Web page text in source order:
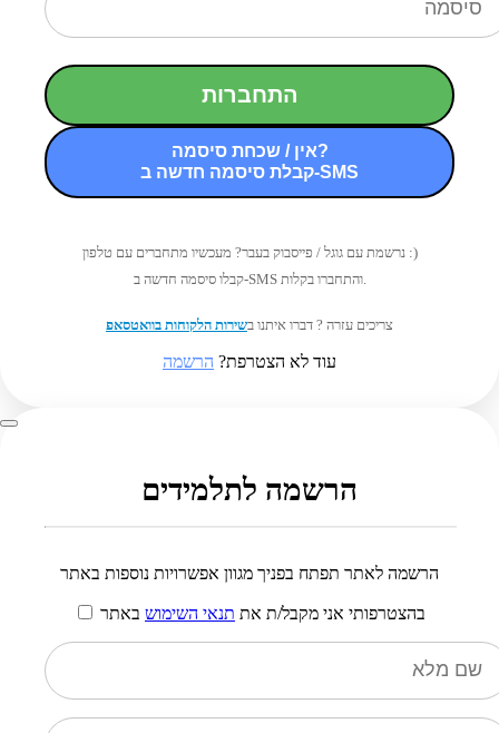
התחברות
אין / שכחת סיסמה?
קבלת סיסמה חדשה ב-SMS
נרשמת עם גוגל / פייסבוק בעבר? מעכשיו מתחברים עם טלפון :)
קבלו סיסמה חדשה ב-SMS והתחברו בקלות.
צריכים עזרה ? דברו איתנו בשירות הלקוחות בוואטסאפ
עוד לא הצטרפת? הרשמה
הרשמה לתלמידים
הרשמה לאתר תפתח בפניך מגוון אפשרויות נוספות באתר
בהצטרפותי אני מקבל/ת את תנאי השימוש באתר